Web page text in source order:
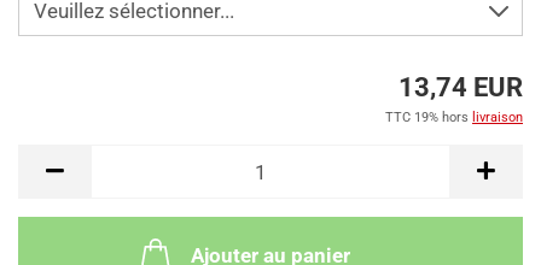
13,74 EUR
TTC 19% hors livraison
Ajouter au panier